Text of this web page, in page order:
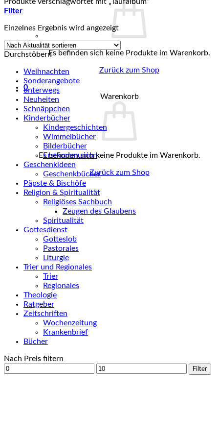
Es befinden sich keine Produkte im Warenkorb.
Zurück zum Shop
0
Warenkorb
Es befinden sich keine Produkte im Warenkorb.
Zurück zum Shop
Filter
Einzelnes Ergebnis wird angezeigt
Durchstöbern
Weihnachten
Sonderangebote
unterwegs
Neuheiten
Schnäppchen
Kinderbücher
Kindergeschichten
Wimmelbücher
Bilderbücher
Erstkommunion
Geschenkideen
Geschenkbücher
Päpste & Bischöfe
Religion & Spiritualität
Religiöses Sachbuch
Zeugen des Glaubens
Spiritualität
Gottesdienst
Gotteslob
Pastorales
Liturgie
Trier und Regionales
Trier
Regionales
Theologie
Ratgeber
Zeitschriften
Wochenzeitung
Krankenbrief
Bücher
Nach Preis filtern
Min.
Max.
Filter